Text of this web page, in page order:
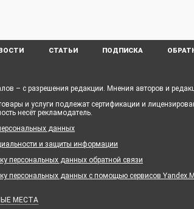
СТАТЬИ ПОДПИСКА
– с разрешения редакции. Мнения авторов и
и услуги подлежат сертификации и
несёт рекламодатель.
данных
и защиты информации
персональных данных обратной связи
персональных данных с помощью сервисов
МЕСТА